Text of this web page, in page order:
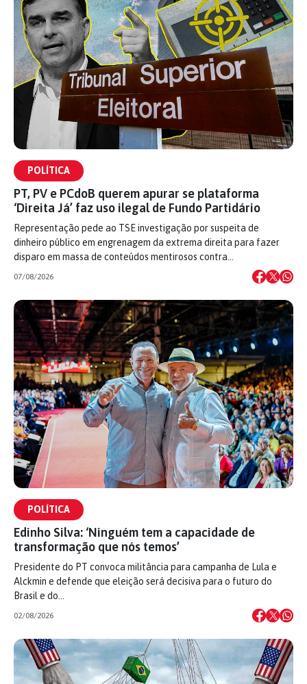
POLÍTICA
PT, PV e PCdoB querem apurar se plataforma
‘Direita Já’ faz uso ilegal de Fundo Partidário
Representação pede ao TSE investigação por suspeita de
dinheiro público em engrenagem da extrema direita para fazer
disparo em massa de conteúdos mentirosos contra…
07/08/2026
POLÍTICA
Edinho Silva: ‘Ninguém tem a capacidade de
transformação que nós temos’
Presidente do PT convoca militância para campanha de Lula e
Alckmin e defende que eleição será decisiva para o futuro do
Brasil e do…
02/08/2026